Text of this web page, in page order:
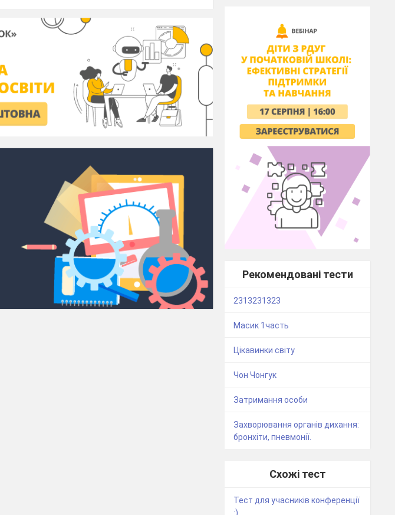
Рекомендовані тести
2313231323
Масик 1часть
Цікавинки світу
Чон Чонгук
Затримання особи
Захворювання органів дихання:
бронхіти, пневмонії.
Схожі тест
Тест для учасників конференції
:)